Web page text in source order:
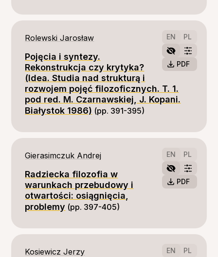
EN PL
PDF
Rolewski Jarosław
Pojęcia i syntezy.
Rekonstrukcja czy krytyka?
(Idea. Studia nad strukturą i
rozwojem pojęć filozoficznych. T. 1.
pod red. M. Czarnawskiej, J. Kopani.
Białystok 1986) (pp. 391-395)
EN PL
PDF
Gierasimczuk Andrej
Radziecka filozofia w
warunkach przebudowy i
otwartości: osiągnięcia,
problemy (pp. 397-405)
EN PL
Kosiewicz Jerzy